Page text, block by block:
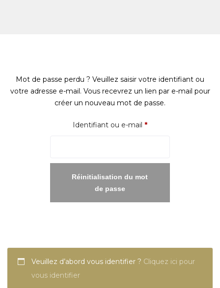
Mot de passe perdu ? Veuillez saisir votre identifiant ou
votre adresse e-mail. Vous recevrez un lien par e-mail pour
créer un nouveau mot de passe.
Identifiant ou e-mail *Obligatoire
Réinitialisation du mot
de passe
Veuillez d’abord vous identifier ? Cliquez ici pour
vous identifier